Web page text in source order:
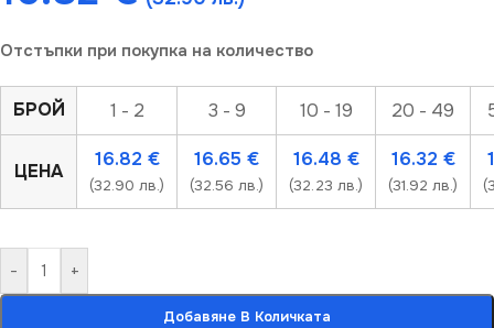
Отстъпки при покупка на количество
БРОЙ 1 - 2 3 - 9 10 - 19 20 - 49
ЦЕНА
16.82 €
(32.90 лв.)
16.65 €
(32.56 лв.)
16.48 €
(32.23 лв.)
16.32 €
(31.92 лв.)
- +
Добавяне В Количката